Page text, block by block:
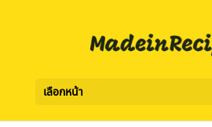
เลือกหน้า